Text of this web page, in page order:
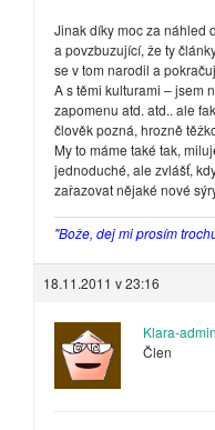
Jinak díky moc za náhled
a povzbuzující, že ty
se v tom narodil a
A s těmi kulturami – jsem
zapomenu atd. atd.. ale
člověk pozná, hrozně
My to máme také tak,
jednoduché, ale zvlášť,
zařazovat nějaké nové
"Bože, dej mi prosím
18.11.2011 v 23:16
Klara-admin
Člen